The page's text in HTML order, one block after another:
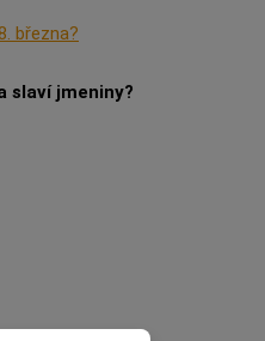
března?
slaví jmeniny?